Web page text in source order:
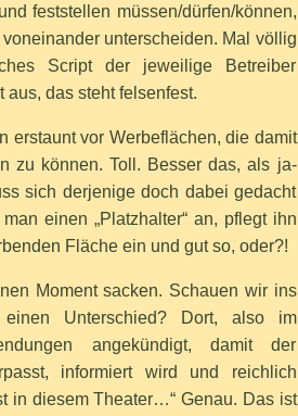
feststellen müssen/dürfen/können,
unterscheiden. Mal völlig
Script der jeweilige Betreiber
aus, das steht felsenfest.
erstaunt vor Werbeflächen, die damit
zu können. Toll. Besser das, als ja-
sich derjenige doch dabei gedacht
einen „Platzhalter“ an, pflegt ihn
Fläche ein und gut so, oder?!
Moment sacken. Schauen wir ins
Unterschied? Dort, also im
angekündigt, damit der
informiert wird und reichlich
in diesem Theater…“ Genau. Das ist